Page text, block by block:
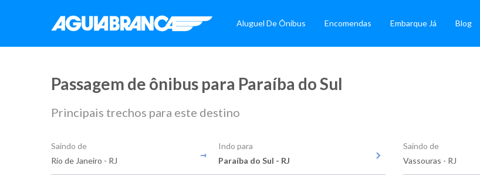
Aluguel De Ônibus Encomendas Embarque Já Blog
Passagem de ônibus para Paraíba do Sul
Principais trechos para este destino
Saindo de
Rio de Janeiro - RJ
Indo para
Paraíba do Sul - RJ
Saindo de
Vassouras - RJ